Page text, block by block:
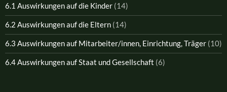
6.1 Auswirkungen auf die Kinder (14)
6.2 Auswirkungen auf die Eltern (14)
6.3 Auswirkungen auf Mitarbeiter/innen, Einrichtung, Träger (10)
6.4 Auswirkungen auf Staat und Gesellschaft (6)